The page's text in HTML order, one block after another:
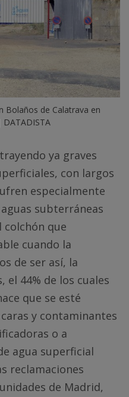
Bolaños de Calatrava en
ya graves
con largos
especialmente
subterráneas
colchón que
cuando la
de ser así, la
el 44% de los cuales
que se esté
y contaminantes
o a
agua superficial
reclamaciones
de Madrid,